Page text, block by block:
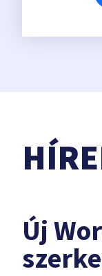
Új